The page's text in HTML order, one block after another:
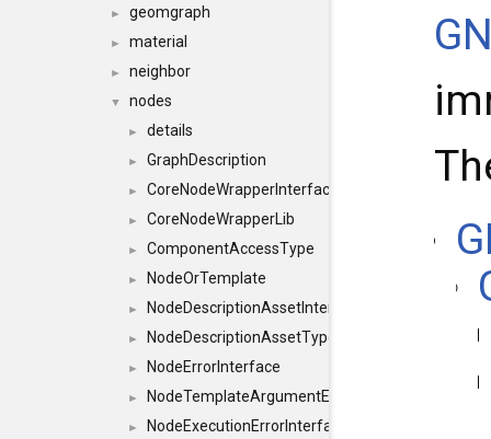
► geomgraph
► material
► neighbor
▼ nodes
► details
► GraphDescription
► CoreNodeWrapperInterface
► CoreNodeWrapperLib
► ComponentAccessType
► NodeOrTemplate
► NodeDescriptionAssetInterface
► NodeDescriptionAssetTypeInterface
► NodeErrorInterface
► NodeTemplateArgumentErrorInterface
► NodeExecutionErrorInterface